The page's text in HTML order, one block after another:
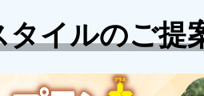
タイルのご提